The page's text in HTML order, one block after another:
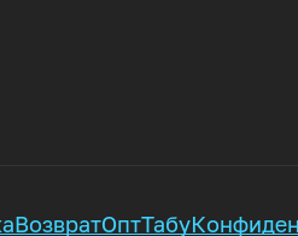
ВозвратОптТабу